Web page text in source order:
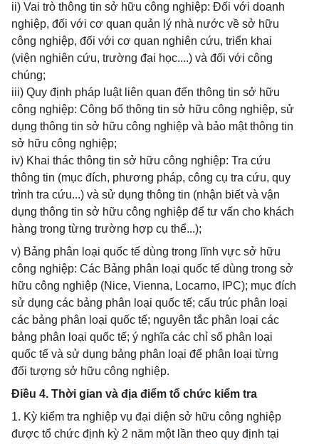
ii) Vai trò thông tin sở hữu công nghiệp: Đối với doanh
nghiệp, đối với cơ quan quản lý nhà nước về sở hữu
công nghiệp, đối với cơ quan nghiên cứu, triển khai
(viện nghiên cứu, trường đại học....) và đối với công
chúng;
iii) Quy định pháp luật liên quan đến thông tin sở hữu
công nghiệp: Công bố thông tin sở hữu công nghiệp, sử
dụng thông tin sở hữu công nghiệp và bảo mật thông tin
sở hữu công nghiệp;
iv) Khai thác thông tin sở hữu công nghiệp: Tra cứu
thông tin (mục đích, phương pháp, công cụ tra cứu, quy
trình tra cứu...) và sử dụng thông tin (nhận biết và vận
dụng thông tin sở hữu công nghiệp để tư vấn cho khách
hàng trong từng trường hợp cụ thể...);
v) Bảng phân loại quốc tế dùng trong lĩnh vực sở hữu
công nghiệp: Các Bảng phân loại quốc tế dùng trong sở
hữu công nghiệp (Nice, Vienna, Locarno, IPC); mục đích
sử dụng các bảng phân loại quốc tế; cấu trúc phân loại
các bảng phân loại quốc tế; nguyên tắc phân loại các
bảng phân loại quốc tế; ý nghĩa các chỉ số phân loại
quốc tế và sử dụng bảng phân loại để phân loại từng
đối tượng sở hữu công nghiệp.
Điều 4. Thời gian và địa điểm tổ chức kiểm tra
1. Kỳ kiểm tra nghiệp vụ đại diện sở hữu công nghiệp
được tổ chức định kỳ 2 năm một lần theo quy định tại